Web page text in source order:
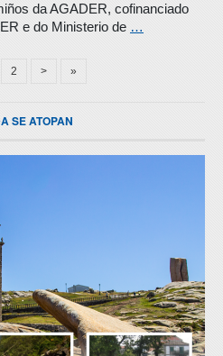
da AGADER, cofinanciado
e do Ministerio de …
2 > »
SE ATOPAN